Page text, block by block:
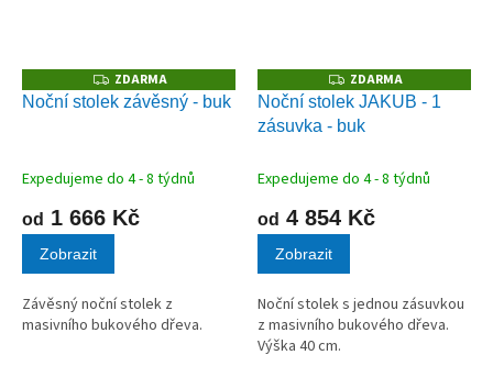
Z
D
A
ZDARMA
Noční stolek závěsný - buk
Expedujeme do 4 - 8 týdnů
od 1 666 Kč
Zobrazit
Závěsný noční stolek z
masivního bukového dřeva.
Z
D
A
R
ZDARMA
Noční stolek JAKUB - 1
zásuvka - buk
Expedujeme do 4 - 8 týdnů
od 4 854 Kč
Zobrazit
Noční stolek s jednou zásuvkou
z masivního bukového dřeva.
Výška 40 cm.